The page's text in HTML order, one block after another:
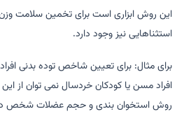
این روش ابزاری است برای تخمین سلامت
استثناهایی نیز وجود دارد.
برای مثال: برای تعیین شاخص توده بدنی
افراد مسن یا کودکان خردسال نمی توان از
روش استخوان بندی و حجم عضلات شخص در